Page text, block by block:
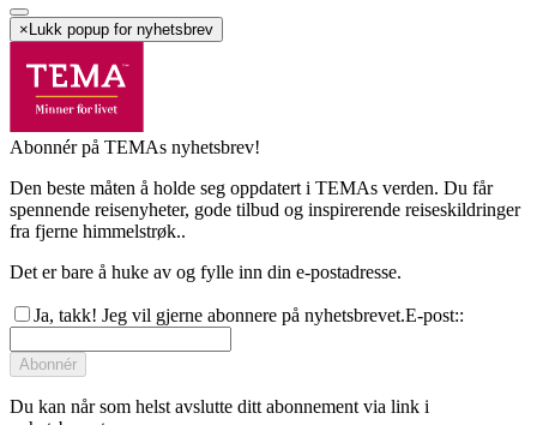
×Lukk popup for nyhetsbrev
Abonnér på TEMAs nyhetsbrev!
Den beste måten å holde seg oppdatert i TEMAs verden. Du får
spennende reisenyheter, gode tilbud og inspirerende reiseskildringer
fra fjerne himmelstrøk..
Det er bare å huke av og fylle inn din e-postadresse.
Ja, takk! Jeg vil gjerne abonnere på nyhetsbrevet.E-post::
Abonnér
Du kan når som helst avslutte ditt abonnement via link i